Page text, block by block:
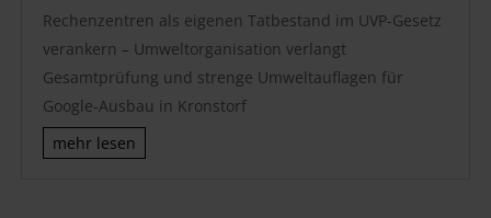
Rechenzentren als eigenen Tatbestand im UVP-Gesetz
verankern – Umweltorganisation verlangt
Gesamtprüfung und strenge Umweltauflagen für
Google-Ausbau in Kronstorf
mehr lesen